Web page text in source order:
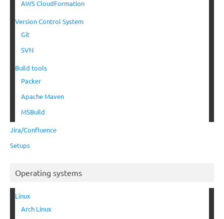
AWS CloudFormation
Version Control System
Git
SVN
Build tools
Packer
Apache Maven
MSBuild
Jira/Confluence
Setups
Operating systems
Linux
Arch Linux